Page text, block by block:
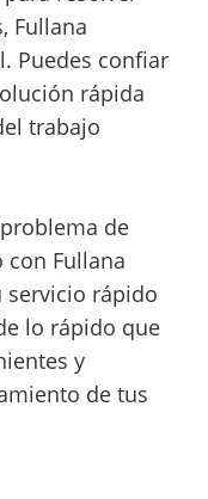
Fullana
Puedes confiar
rápida
trabajo
de
con Fullana
servicio rápido
lo rápido que
y
de tus